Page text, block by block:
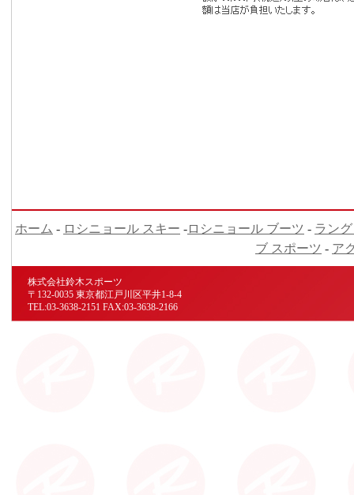
ホーム - ロシニョール スキー -ロシニョール ブーツ - ラン
ブ スポーツ - ア
株式会社鈴木スポーツ
〒132-0035 東京都江戸川区平井1-8-4
TEL:03-3638-2151 FAX:03-3638-2166